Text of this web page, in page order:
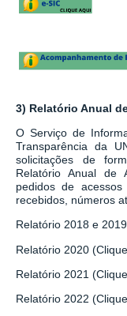
3) Relatório Anual
O Serviço de
Transparência da
solicitações de
Relatório Anual de
pedidos de
recebidos, números
Relatório 2018 e
Relatório 2020 (Clique
Relatório 2021 (Clique
Relatório 2022